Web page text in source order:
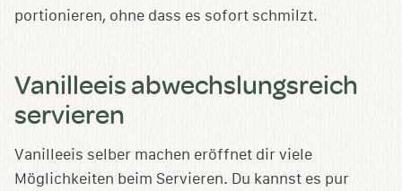
portionieren, ohne dass es sofort schmilzt.
Vanilleeis abwechslungsreich
servieren
Vanilleeis selber machen eröffnet dir viele
Möglichkeiten beim Servieren. Du kannst es pur